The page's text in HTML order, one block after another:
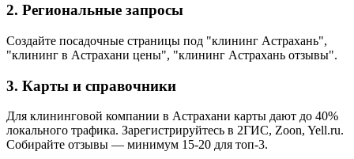
2. Региональные запросы
Создайте посадочные страницы под "клининг Астрахань",
"клининг в Астрахани цены", "клининг Астрахань отзывы".
3. Карты и справочники
Для клининговой компании в Астрахани карты дают до 40%
локального трафика. Зарегистрируйтесь в 2ГИС, Zoon, Yell.ru.
Собирайте отзывы — минимум 15-20 для топ-3.